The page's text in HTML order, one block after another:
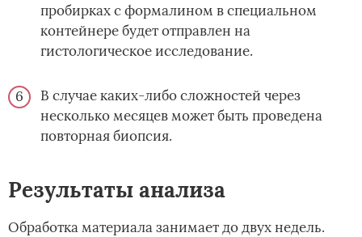
пробирках с формалином в специальном
контейнере будет отправлен на
гистологическое исследование.
В случае каких-либо сложностей через
несколько месяцев может быть проведена
повторная биопсия.
Результаты анализа
Обработка материала занимает до двух недель.